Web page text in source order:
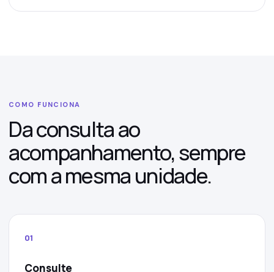
COMO FUNCIONA
Da consulta ao
acompanhamento, sempre
com a mesma unidade.
01
Consulte